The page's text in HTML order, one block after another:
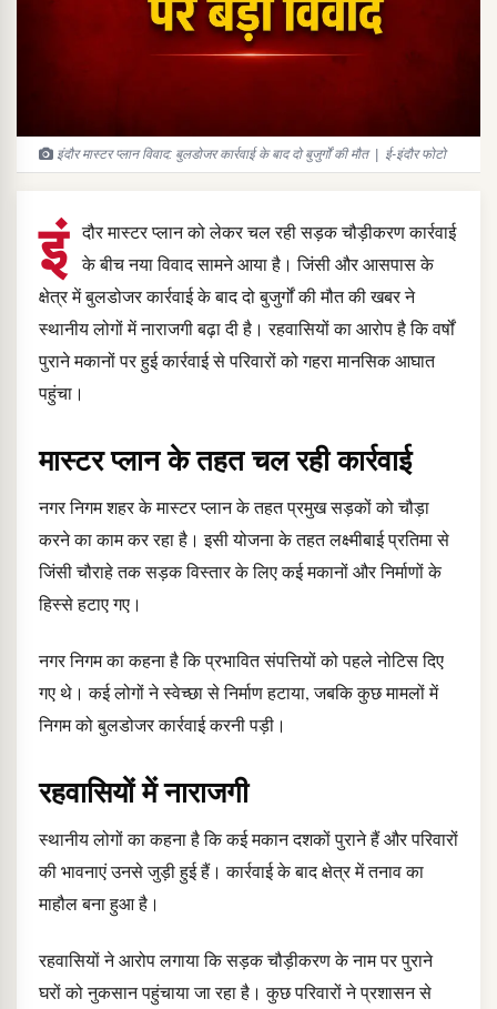
इंदौर मास्टर प्लान विवाद: बुलडोजर कार्रवाई के बाद दो बुजुर्गों की मौत | ई-इंदौर फोटो
इं
दौर मास्टर प्लान को लेकर चल रही सड़क चौड़ीकरण कार्रवाई
के बीच नया विवाद सामने आया है। जिंसी और आसपास के
क्षेत्र में बुलडोजर कार्रवाई के बाद दो बुजुर्गों की मौत की खबर ने
स्थानीय लोगों में नाराजगी बढ़ा दी है। रहवासियों का आरोप है कि वर्षों
पुराने मकानों पर हुई कार्रवाई से परिवारों को गहरा मानसिक आघात
पहुंचा।
मास्टर प्लान के तहत चल रही कार्रवाई
नगर निगम शहर के मास्टर प्लान के तहत प्रमुख सड़कों को चौड़ा
करने का काम कर रहा है। इसी योजना के तहत लक्ष्मीबाई प्रतिमा से
जिंसी चौराहे तक सड़क विस्तार के लिए कई मकानों और निर्माणों के
हिस्से हटाए गए।
नगर निगम का कहना है कि प्रभावित संपत्तियों को पहले नोटिस दिए
गए थे। कई लोगों ने स्वेच्छा से निर्माण हटाया, जबकि कुछ मामलों में
निगम को बुलडोजर कार्रवाई करनी पड़ी।
रहवासियों में नाराजगी
स्थानीय लोगों का कहना है कि कई मकान दशकों पुराने हैं और परिवारों
की भावनाएं उनसे जुड़ी हुई हैं। कार्रवाई के बाद क्षेत्र में तनाव का
माहौल बना हुआ है।
रहवासियों ने आरोप लगाया कि सड़क चौड़ीकरण के नाम पर पुराने
घरों को नुकसान पहुंचाया जा रहा है। कुछ परिवारों ने प्रशासन से